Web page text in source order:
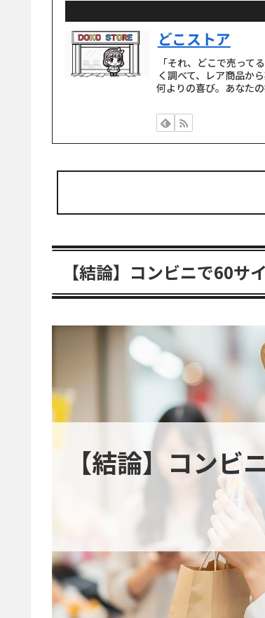
どこストア
「それ、どこで売っ
く調べて、レア商品か
何よりの喜び。あなた
【結論】コンビニで60サ
【結論】コン